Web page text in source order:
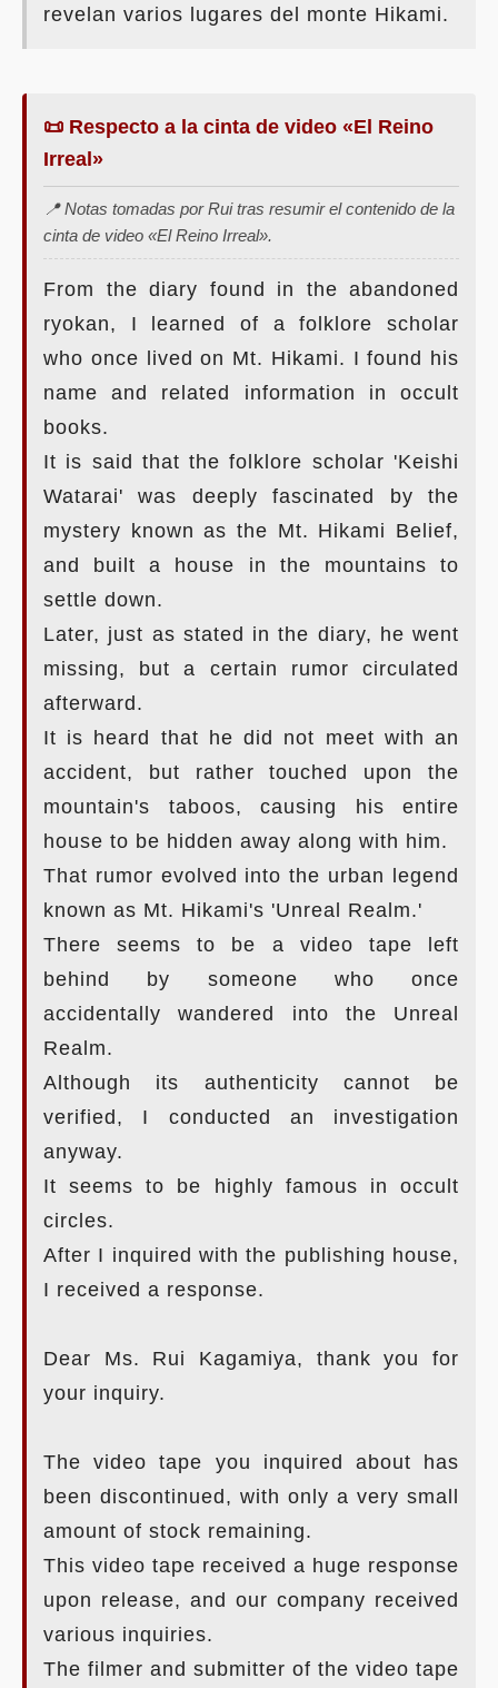
revelan varios lugares del monte Hikami.
📜 Respecto a la cinta de video «El Reino
Irreal»
📍 Notas tomadas por Rui tras resumir el contenido de la
cinta de video «El Reino Irreal».
From the diary found in the abandoned
ryokan, I learned of a folklore scholar
who once lived on Mt. Hikami. I found his
name and related information in occult
books.
It is said that the folklore scholar 'Keishi
Watarai' was deeply fascinated by the
mystery known as the Mt. Hikami Belief,
and built a house in the mountains to
settle down.
Later, just as stated in the diary, he went
missing, but a certain rumor circulated
afterward.
It is heard that he did not meet with an
accident, but rather touched upon the
mountain's taboos, causing his entire
house to be hidden away along with him.
That rumor evolved into the urban legend
known as Mt. Hikami's 'Unreal Realm.'
There seems to be a video tape left
behind by someone who once
accidentally wandered into the Unreal
Realm.
Although its authenticity cannot be
verified, I conducted an investigation
anyway.
It seems to be highly famous in occult
circles.
After I inquired with the publishing house,
I received a response.
Dear Ms. Rui Kagamiya, thank you for
your inquiry.
The video tape you inquired about has
been discontinued, with only a very small
amount of stock remaining.
This video tape received a huge response
upon release, and our company received
various inquiries.
The filmer and submitter of the video tape